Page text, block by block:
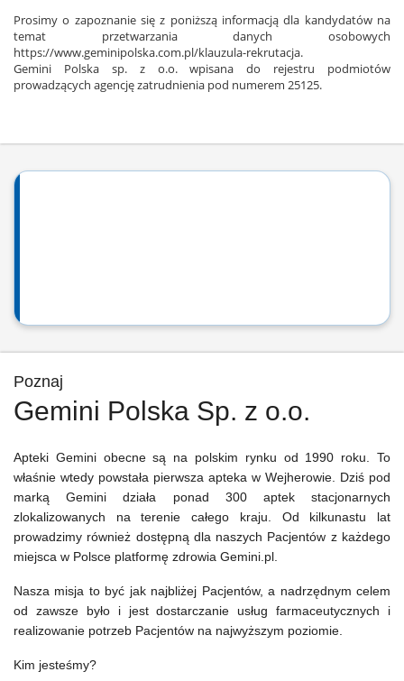
Prosimy o zapoznanie się z poniższą informacją dla kandydatów na
temat przetwarzania danych osobowych
https://www.geminipolska.com.pl/klauzula-rekrutacja.
Gemini Polska sp. z o.o. wpisana do rejestru podmiotów
prowadzących agencję zatrudnienia pod numerem 25125.
Poznaj
Gemini Polska Sp. z o.o.
Apteki Gemini obecne są na polskim rynku od 1990 roku. To
właśnie wtedy powstała pierwsza apteka w Wejherowie. Dziś pod
marką Gemini działa ponad 300 aptek stacjonarnych
zlokalizowanych na terenie całego kraju. Od kilkunastu lat
prowadzimy również dostępną dla naszych Pacjentów z każdego
miejsca w Polsce platformę zdrowia Gemini.pl.
Nasza misja to być jak najbliżej Pacjentów, a nadrzędnym celem
od zawsze było i jest dostarczanie usług farmaceutycznych i
realizowanie potrzeb Pacjentów na najwyższym poziomie.
Kim jesteśmy?